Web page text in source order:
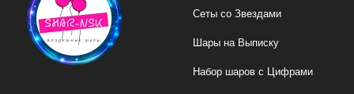
Сеты со Звездами
Шары на Выписку
Набор шаров с Цифрами